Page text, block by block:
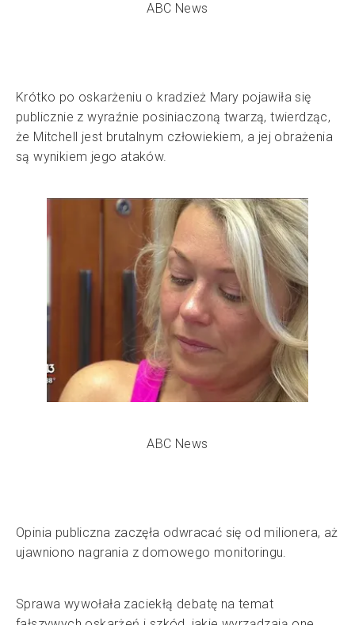
ABC News
Krótko po oskarżeniu o kradzież Mary pojawiła się
publicznie z wyraźnie posiniaczoną twarzą, twierdząc,
że Mitchell jest brutalnym człowiekiem, a jej obrażenia
są wynikiem jego ataków.
ABC News
Opinia publiczna zaczęła odwracać się od milionera, aż
ujawniono nagrania z domowego monitoringu.
Sprawa wywołała zaciekłą debatę na temat